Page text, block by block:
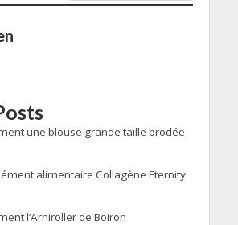
une blouse grande taille brodée
alimentaire Collagène Eternity
l’Arniroller de Boiron